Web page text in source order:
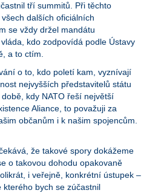
tří summitů. Při těchto
dalších oficiálních
se vždy držel mandátu
kdo zodpovídá podle Ústavy
a to ctím.
o to, kdo poletí kam, vyznívají
nejvyšších představitelů státu
kdy NATO řeší největší
Aliance, to považuji za
občanům i k našim spojencům.
že takové spory dokážeme
o takovou dohodu opakovaně
i veřejně, konkrétní ústupek –
bych se zúčastnil